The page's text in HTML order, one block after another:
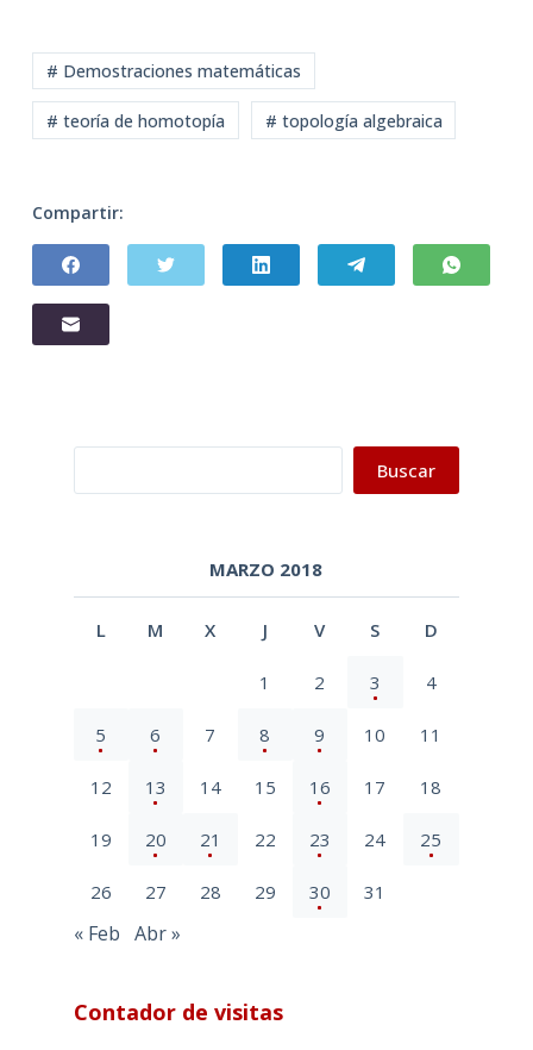
# Demostraciones matemáticas
# teoría de homotopía # topología algebraica
Compartir:
Buscar
MARZO 2018
L M X J V S D
1 2 3 4
5 6 7 8 9 10 11
12 13 14 15 16 17 18
19 20 21 22 23 24 25
26 27 28 29 30 31
« Feb Abr »
Contador de visitas